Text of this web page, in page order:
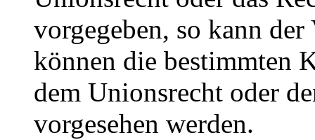
vorgegeben, so kann
können die bestimmten
dem Unionsrecht oder
vorgesehen werden.